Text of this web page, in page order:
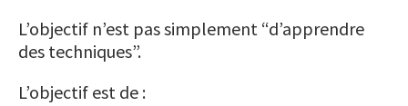
L’objectif n’est pas simplement “d’apprendre
des techniques”.
L’objectif est de :